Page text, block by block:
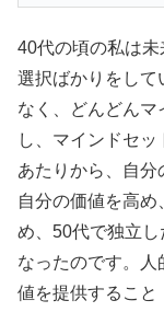
40代の頃の私は
選択ばかりをして
なく、どんどん
し、マインドセ
あたりから、自分
自分の価値を高
め、50代で独立
なったのです。人
値を提供すること